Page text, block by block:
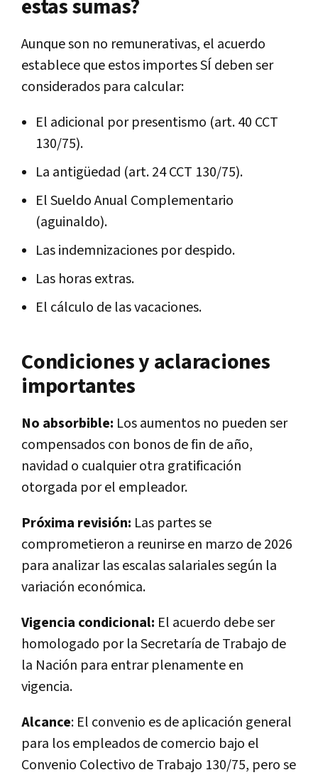
estas sumas?
Aunque son no remunerativas, el acuerdo
establece que estos importes SÍ deben ser
considerados para calcular:
El adicional por presentismo (art. 40 CCT
130/75).
La antigüedad (art. 24 CCT 130/75).
El Sueldo Anual Complementario
(aguinaldo).
Las indemnizaciones por despido.
Las horas extras.
El cálculo de las vacaciones.
Condiciones y aclaraciones
importantes
No absorbible: Los aumentos no pueden ser
compensados con bonos de fin de año,
navidad o cualquier otra gratificación
otorgada por el empleador.
Próxima revisión: Las partes se
comprometieron a reunirse en marzo de 2026
para analizar las escalas salariales según la
variación económica.
Vigencia condicional: El acuerdo debe ser
homologado por la Secretaría de Trabajo de
la Nación para entrar plenamente en
vigencia.
Alcance: El convenio es de aplicación general
para los empleados de comercio bajo el
Convenio Colectivo de Trabajo 130/75, pero se